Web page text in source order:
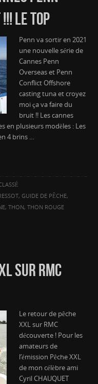
LE TOP
Penn va sortir en 2021
une nouvelle série de
Cannes Penn
Overseas et Penn
Conflict Offshore
casting tuna et croyez
moi ça va faire du
bruit !! Les cannes
en plusieurs modèles : Les
4 brins …
, GUIDE DE PÊCHE,
, THON, THON ROUGE
SUR RMC
Le retour de pêche
XXL sur RMC
découverte ! Pour les
amateurs de
l’émission Pêche XXL
de mon célèbre ami
Cyril CHAUQUET